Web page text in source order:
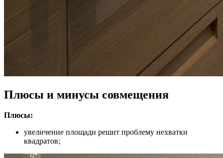
Плюсы и минусы совмещения
Плюсы:
увеличение площади решит проблему нехватки
квадратов;